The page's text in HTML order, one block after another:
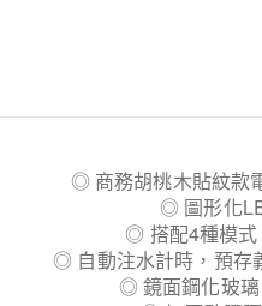
◎ 商務胡桃木貼紋款
◎ 圖形化
◎ 搭配4種模式
◎ 自動注水計時，預存
◎ 鏡面鋼化玻